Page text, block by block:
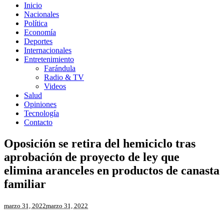
Inicio
Nacionales
Política
Economía
Deportes
Internacionales
Entretenimiento
Farándula
Radio & TV
Videos
Salud
Opiniones
Tecnología
Contacto
Oposición se retira del hemiciclo tras
aprobación de proyecto de ley que
elimina aranceles en productos de canasta
familiar
marzo 31, 2022marzo 31, 2022